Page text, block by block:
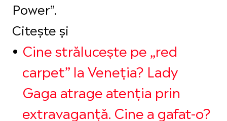
Power”.
Citește și
Cine strălucește pe „red
carpet” la Veneția? Lady
Gaga atrage atenția prin
extravaganță. Cine a gafat-o?